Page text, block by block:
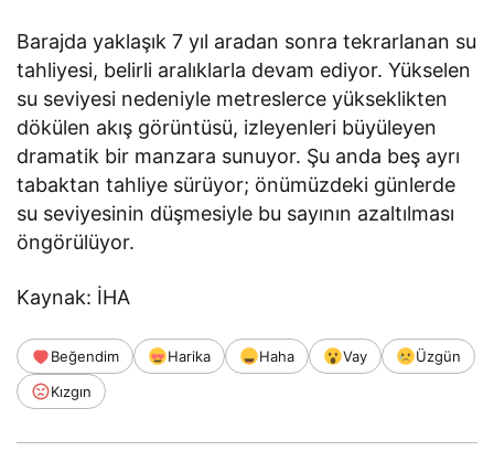
Barajda yaklaşık 7 yıl aradan sonra tekrarlanan su
tahliyesi, belirli aralıklarla devam ediyor. Yükselen
su seviyesi nedeniyle metreslerce yükseklikten
dökülen akış görüntüsü, izleyenleri büyüleyen
dramatik bir manzara sunuyor. Şu anda beş ayrı
tabaktan tahliye sürüyor; önümüzdeki günlerde
su seviyesinin düşmesiyle bu sayının azaltılması
öngörülüyor.
Kaynak: İHA
Beğendim Harika Haha Vay
Üzgün
Kızgın